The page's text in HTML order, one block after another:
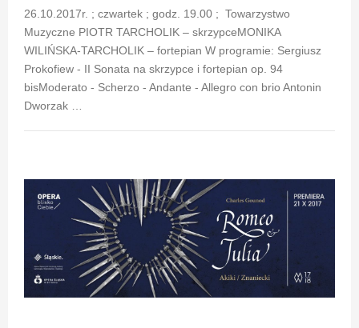
26.10.2017r. ; czwartek ; godz. 19.00 ; Towarzystwo
Muzyczne PIOTR TARCHOLIK – skrzypceMONIKA
WILIŃSKA-TARCHOLIK – fortepian W programie: Sergiusz
Prokofiew - II Sonata na skrzypce i fortepian op. 94
bisModerato - Scherzo - Andante - Allegro con brio Antonin
Dworzak …